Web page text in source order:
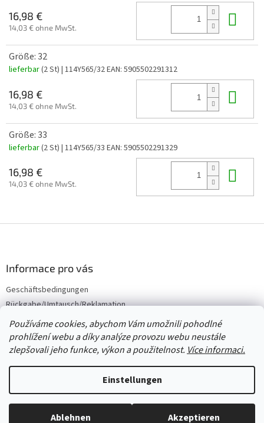
Používáme cookies, abychom Vám umožnili pohodlné
prohlížení webu a díky analýze provozu webu neustále
zlepšovali jeho funkce, výkon a použitelnost. Více informaci.
Einstellungen
Ablehnen Akzeptieren
16,98 €
14,03 € ohne MwSt.
Größe: 32
lieferbar(2 St) | 114Y565/32EAN: 5905502291312
16,98 €
14,03 € ohne MwSt.
Größe: 33
lieferbar(2 St) | 114Y565/33 EAN: 5905502291329
16,98 €
14,03 € ohne MwSt.
l
Informace pro vás
Geschäftsbedingungen
Rückgabe/Umtausch/Reklamation
Großhandel
Copyright 2026Červený Tulipán. Alle Rechte vorbehalten.Cookie-
Einstellungen ändern